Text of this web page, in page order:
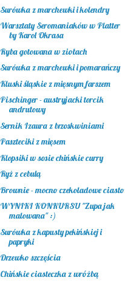
Surówka z marchewki i kolendry
Warsztaty Seromaniaków w Platter
by Karol Okrasa
Ryba gotowana w ziołach
Surówka z marchewki i pomarańczy
Kluski śląskie z mięsnym farszem
Pischinger - austryjacki torcik
andrutowy
Sernik Izaura z brzoskwiniami
Paszteciki z mięsem
Klopsiki w sosie chińskie curry
Ryż z cebulą
Brownie - mocno czekoladowe ciasto
WYNIKI KONKURSU "Zupa jak
malowana" :)
Surówka z kapusty pekińskiej i
papryki
Drzewko szczęścia
Chińskie ciasteczka z wróżbą